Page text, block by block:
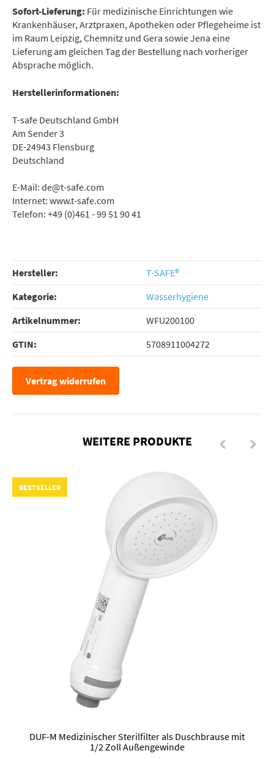
Sofort-Lieferung: Für medizinische Einrichtungen wie
Krankenhäuser, Arztpraxen, Apotheken oder Pflegeheime ist
im Raum Leipzig, Chemnitz und Gera sowie Jena eine
Lieferung am gleichen Tag der Bestellung nach vorheriger
Absprache möglich.
Herstellerinformationen:
T-safe Deutschland GmbH
Am Sender 3
DE-24943 Flensburg
Deutschland
E-Mail: de@t-safe.com
Internet: www.t-safe.com
Telefon: +49 (0)461 - 99 51 90 41
Hersteller:
T-SAFE®
Kategorie:
Wasserhygiene
Artikelnummer:
WFU200100
GTIN:
5708911004272
Vertrag widerrufen
WEITERE PRODUKTE
BESTSELLER
DUF-M Medizinischer Sterilfilter als Duschbrause mit
1/2 Zoll Außengewinde